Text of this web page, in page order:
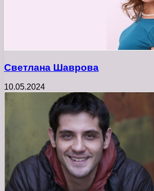
Светлана Шаврова
10.05.2024